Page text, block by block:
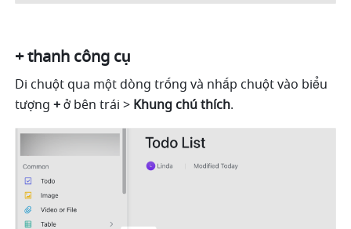
+ thanh công cụ
Di chuột qua một dòng trống và nhấp chuột vào biểu
tượng + ở bên trái > Khung chú thích.